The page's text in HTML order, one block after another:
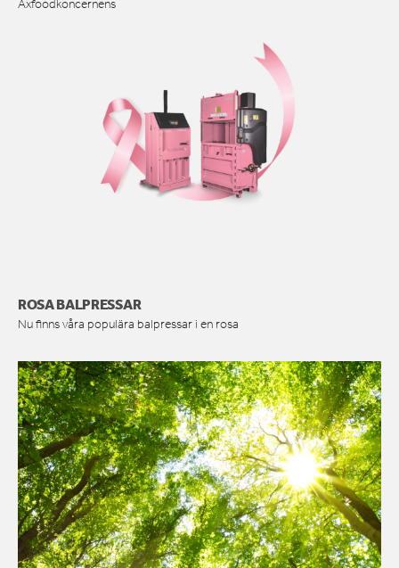
Axfoodkoncernens
ROSA BALPRESSAR
Nu finns våra populära balpressar i en rosa